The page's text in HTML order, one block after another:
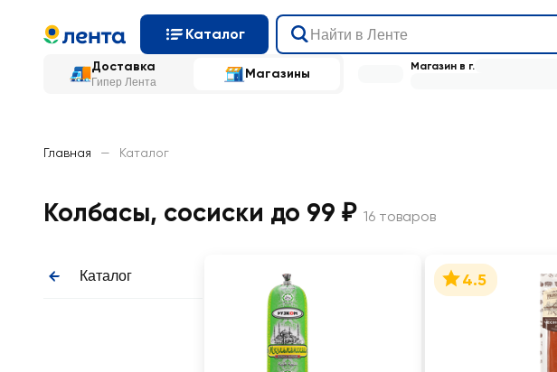
Каталог
Доставка
Гипер Лента
Магазины Магазин в г.
Главная — Каталог
Колбасы, сосиски до 99 ₽ 16 товаров
Каталог 4.5